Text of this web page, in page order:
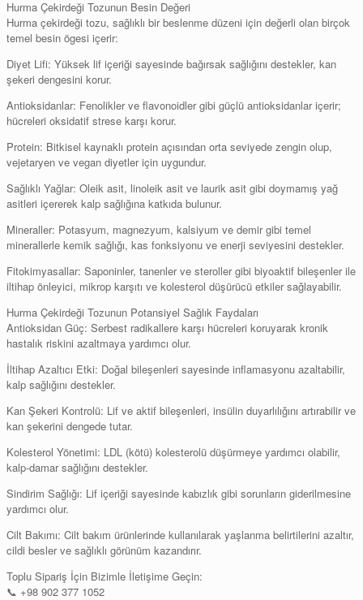
Hurma Çekirdeği Tozunun Besin Değeri
Hurma çekirdeği tozu, sağlıklı bir beslenme düzeni için değerli olan birçok
temel besin ögesi içerir:
Diyet Lifi: Yüksek lif içeriği sayesinde bağırsak sağlığını destekler, kan
şekeri dengesini korur.
Antioksidanlar: Fenolikler ve flavonoidler gibi güçlü antioksidanlar içerir;
hücreleri oksidatif strese karşı korur.
Protein: Bitkisel kaynaklı protein açısından orta seviyede zengin olup,
vejetaryen ve vegan diyetler için uygundur.
Sağlıklı Yağlar: Oleik asit, linoleik asit ve laurik asit gibi doymamış yağ
asitleri içererek kalp sağlığına katkıda bulunur.
Mineraller: Potasyum, magnezyum, kalsiyum ve demir gibi temel
minerallerle kemik sağlığı, kas fonksiyonu ve enerji seviyesini destekler.
Fitokimyasallar: Saponinler, tanenler ve steroller gibi biyoaktif bileşenler ile
iltihap önleyici, mikrop karşıtı ve kolesterol düşürücü etkiler sağlayabilir.
Hurma Çekirdeği Tozunun Potansiyel Sağlık Faydaları
Antioksidan Güç: Serbest radikallere karşı hücreleri koruyarak kronik
hastalık riskini azaltmaya yardımcı olur.
İltihap Azaltıcı Etki: Doğal bileşenleri sayesinde inflamasyonu azaltabilir,
kalp sağlığını destekler.
Kan Şekeri Kontrolü: Lif ve aktif bileşenleri, insülin duyarlılığını artırabilir ve
kan şekerini dengede tutar.
Kolesterol Yönetimi: LDL (kötü) kolesterolü düşürmeye yardımcı olabilir,
kalp-damar sağlığını destekler.
Sindirim Sağlığı: Lif içeriği sayesinde kabızlık gibi sorunların giderilmesine
yardımcı olur.
Cilt Bakımı: Cilt bakım ürünlerinde kullanılarak yaşlanma belirtilerini azaltır,
cildi besler ve sağlıklı görünüm kazandırır.
Toplu Sipariş İçin Bizimle İletişime Geçin:
📞 +98 902 377 1052